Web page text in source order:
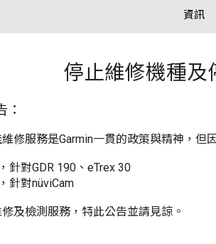
資訊
停止維修機種
修服務是Garmin一貫的政策與精神，
針對GDR 190、eTrex 30
針對nüviCam
及檢測服務，特此公告並請見諒。